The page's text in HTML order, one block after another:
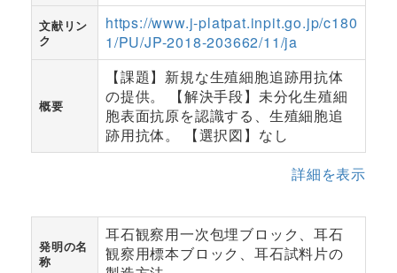
文献リン
ク
https://www.j-platpat.inpit.go.jp/c180
1/PU/JP-2018-203662/11/ja
概要
【課題】新規な生殖細胞追跡用抗体
の提供。 【解決手段】未分化生殖細
胞表面抗原を認識する、生殖細胞追
跡用抗体。 【選択図】なし
詳細を表示
発明の名
称
耳石観察用一次包埋ブロック、耳石
観察用標本ブロック、耳石試料片の